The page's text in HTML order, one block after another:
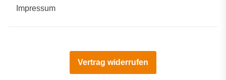
Impressum
Vertrag widerrufen